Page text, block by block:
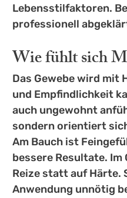
Lebensstilfaktoren.
professionell
Wie fühlt sich
Das Gewebe wird mit
und Empfindlichkeit
auch ungewohnt
sondern orientiert
Am Bauch ist
bessere Resultate.
Reize statt auf Härte.
Anwendung unnötig